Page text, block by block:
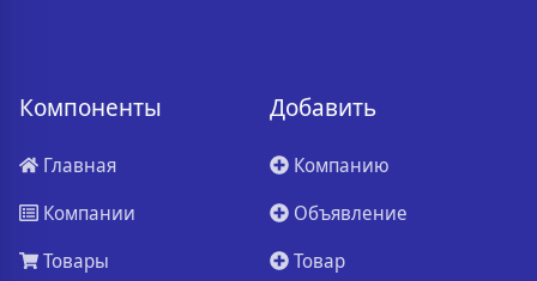
Компоненты
Главная
Компании
Товары
Добавить
Компанию
Объявление
Товар